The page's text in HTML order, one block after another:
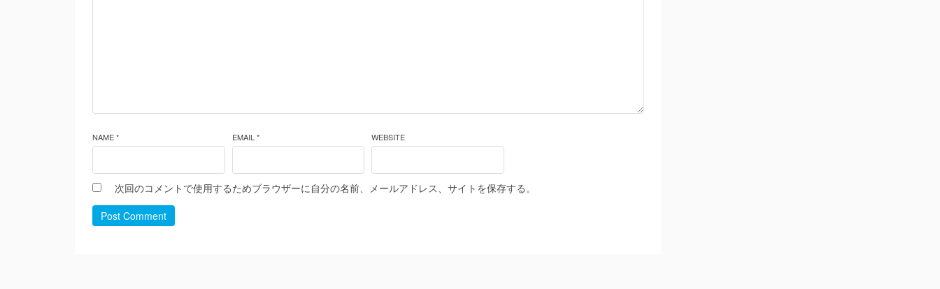
NAME * EMAIL * WEBSITE
次回のコメントで使用するためブラウザーに自分の名前、メールアドレス、サイトを保存する。
Post Comment